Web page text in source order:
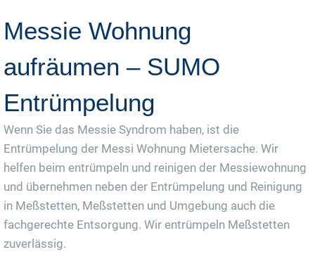
Messie Wohnung
aufräumen – SUMO
Entrümpelung
Wenn Sie das Messie Syndrom haben, ist die
Entrümpelung der Messi Wohnung Mietersache. Wir
helfen beim entrümpeln und reinigen der Messiewohnung
und übernehmen neben der Entrümpelung und Reinigung
in Meßstetten, Meßstetten und Umgebung auch die
fachgerechte Entsorgung. Wir entrümpeln Meßstetten
zuverlässig.